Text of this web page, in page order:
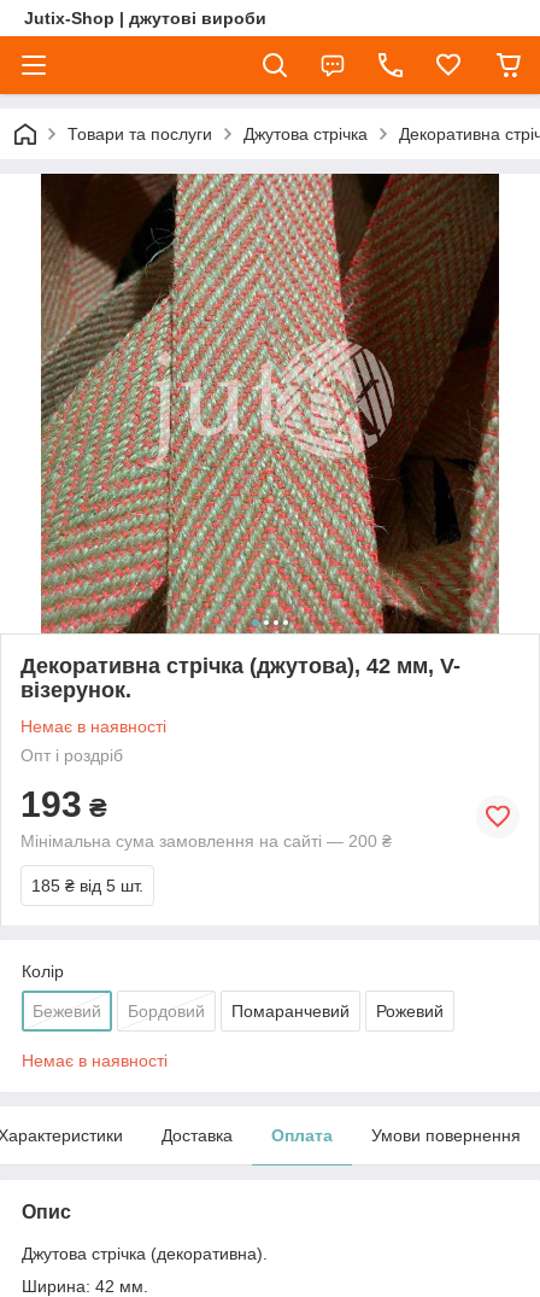
Jutix-Shop | джутові вироби
Товари та послуги Джутова стрічка Декоративна
Декоративна стрічка (джутова), 42 мм, V-
візерунок.
Немає в наявності
Опт і роздріб
193 ₴
Мінімальна сума замовлення на сайті — 200 ₴
185 ₴ від 5 шт.
Колір
Бежевий Бордовий Помаранчевий Рожевий
Немає в наявності
Доставка Оплата Умови повернення
Опис
Джутова стрічка (декоративна).
Ширина: 42 мм.